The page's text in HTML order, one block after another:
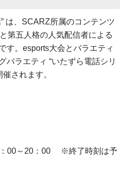
は、SCARZ所属のコンテンツ
第五人格の人気配信者による
す。esports大会とバラエティ
バラエティ “いたずら電話シリ
されます。
：00～20：00 ※終了時刻は予